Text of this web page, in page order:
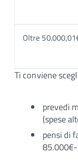
Oltre
Ti conviene
prevedi
(spese
pensi di